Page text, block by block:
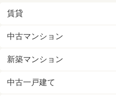
賃貸
中古マンション
新築マンション
中古一戸建て